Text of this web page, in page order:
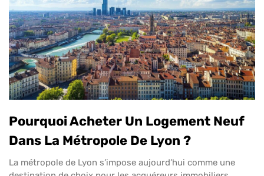
Pourquoi Acheter Un Logement Neuf
Dans La Métropole De Lyon ?
La métropole de Lyon s’impose aujourd’hui comme une